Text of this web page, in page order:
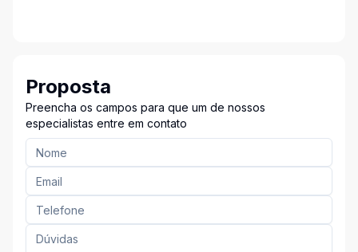
Proposta
Preencha os campos para que um de nossos
especialistas entre em contato